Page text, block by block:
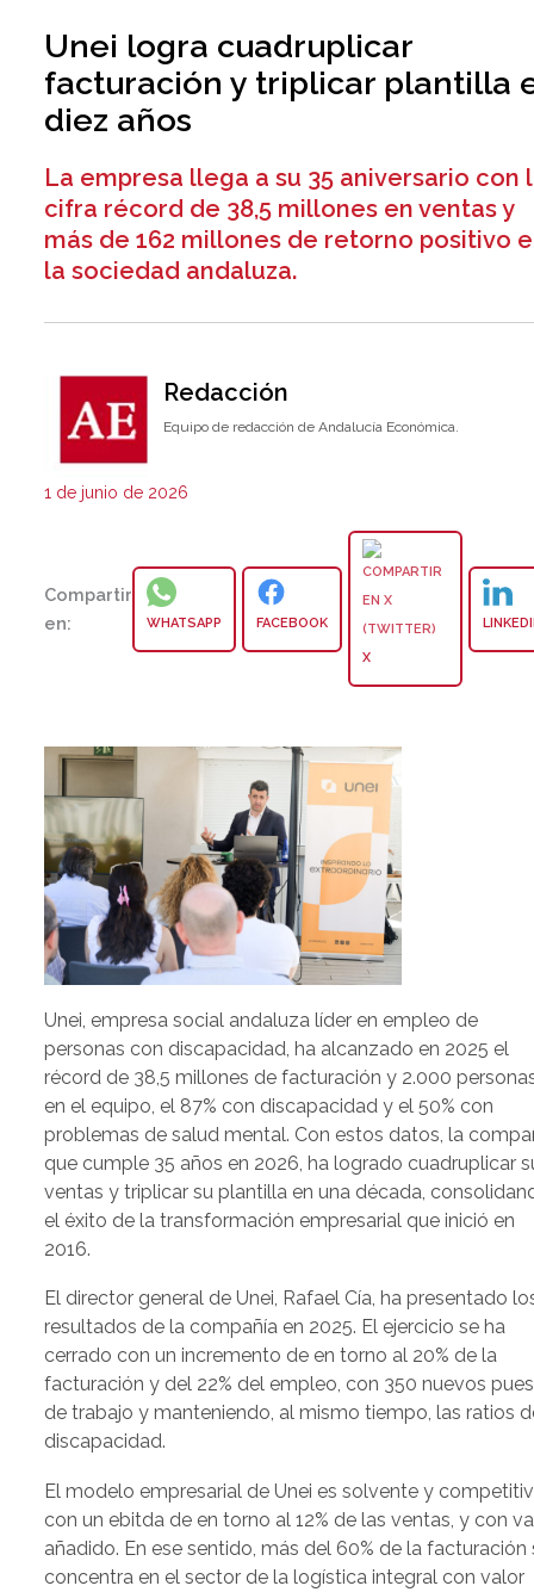
Unei logra cuadruplicar
facturación y triplicar plantilla
diez años
La empresa llega a su 35 aniversario con
cifra récord de 38,5 millones en ventas y
más de 162 millones de retorno positivo
la sociedad andaluza.
Redacción
Equipo de redacción de Andalucía Económica.
1 de junio de 2026
Compartir
en:
WHATSAPP FACEBOOK
X
Unei, empresa social andaluza líder en empleo de
personas con discapacidad, ha alcanzado en 2025 el
récord de 38,5 millones de facturación y 2.000
en el equipo, el 87% con discapacidad y el 50% con
problemas de salud mental. Con estos datos, la
que cumple 35 años en 2026, ha logrado cuadruplicar
ventas y triplicar su plantilla en una década,
el éxito de la transformación empresarial que inició en
2016.
El director general de Unei, Rafael Cía, ha presentado
resultados de la compañía en 2025. El ejercicio se ha
cerrado con un incremento de en torno al 20% de la
facturación y del 22% del empleo, con 350 nuevos
de trabajo y manteniendo, al mismo tiempo, las ratios
discapacidad.
El modelo empresarial de Unei es solvente y
con un ebitda de en torno al 12% de las ventas, y con
añadido. En ese sentido, más del 60% de la facturación
concentra en el sector de la logística integral con valor